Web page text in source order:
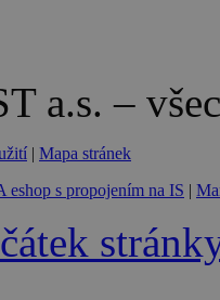
a.s. –
| Mapa stránek
eshop s propojením na IS |